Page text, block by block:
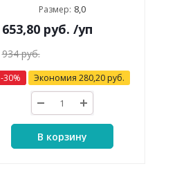
Размер: 8,0
653,80руб. /уп
934руб.
-30% Экономия 280,20руб.
В корзину